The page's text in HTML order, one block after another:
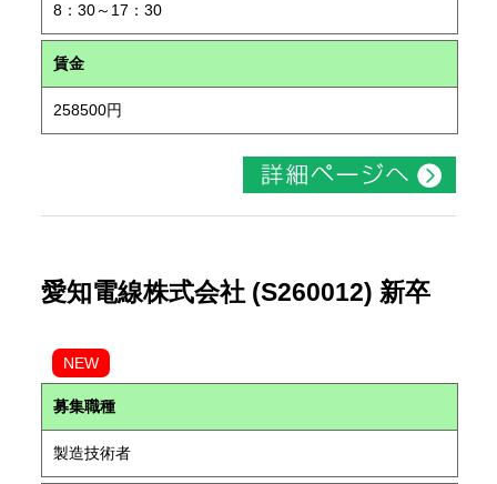
8：30～17：30
賃金
258500円
愛知電線株式会社 (S260012) 新卒
NEW
募集職種
製造技術者